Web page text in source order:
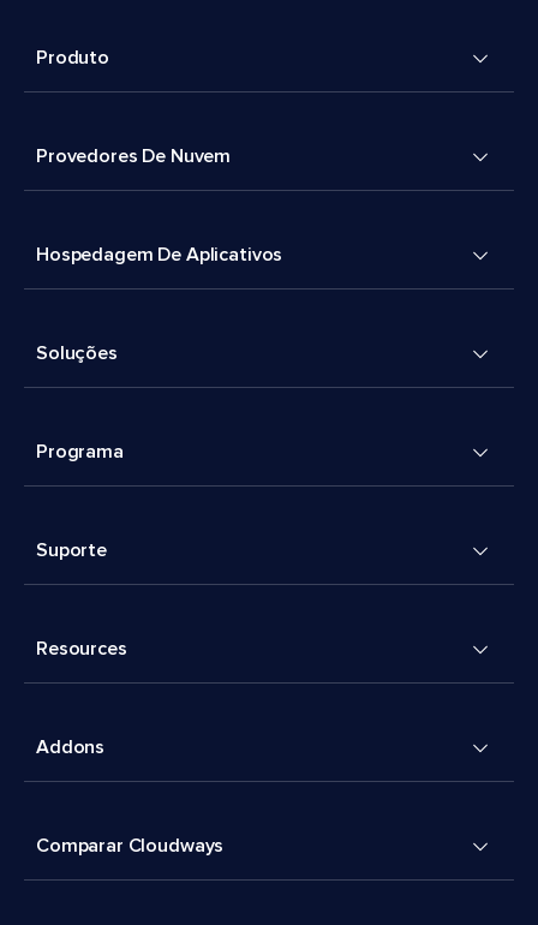
Produto
Provedores De Nuvem
Hospedagem De Aplicativos
Soluções
Programa
Suporte
Resources
Addons
Comparar Cloudways